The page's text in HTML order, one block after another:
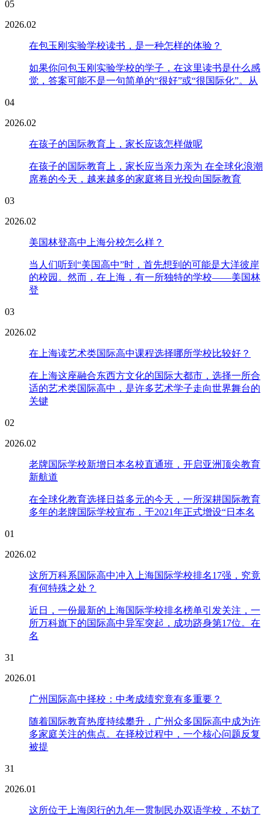
05
2026.02
在包玉刚实验学校读书，是一种怎样的体验？
如果你问包玉刚实验学校的学子，在这里读书是什么感
觉，答案可能不是一句简单的“很好”或“很国际化”。从
04
2026.02
在孩子的国际教育上，家长应该怎样做呢
在孩子的国际教育上，家长应当亲力亲为 在全球化浪潮
席卷的今天，越来越多的家庭将目光投向国际教育
03
2026.02
美国林登高中上海分校怎么样？
当人们听到“美国高中”时，首先想到的可能是大洋彼岸
的校园。然而，在上海，有一所独特的学校——美国林
登
03
2026.02
在上海读艺术类国际高中课程选择哪所学校比较好？
在上海这座融合东西方文化的国际大都市，选择一所合
适的艺术类国际高中，是许多艺术学子走向世界舞台的
关键
02
2026.02
老牌国际学校新增日本名校直通班，开启亚洲顶尖教育
新航道
在全球化教育选择日益多元的今天，一所深耕国际教育
多年的老牌国际学校宣布，于2021年正式增设“日本名
01
2026.02
这所万科系国际高中冲入上海国际学校排名17强，究竟
有何特殊之处？
近日，一份最新的上海国际学校排名榜单引发关注，一
所万科旗下的国际高中异军突起，成功跻身第17位。在
名
31
2026.01
广州国际高中择校：中考成绩究竟有多重要？
随着国际教育热度持续攀升，广州众多国际高中成为许
多家庭关注的焦点。在择校过程中，一个核心问题反复
被提
31
2026.01
这所位于上海闵行的九年一贯制民办双语学校，不妨了